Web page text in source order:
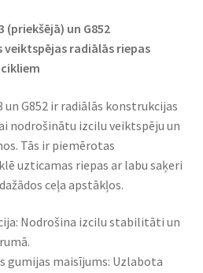
(priekšējā) un G852
radiālās riepas
un G852 ir radiālās konstrukcijas
nodrošinātu izcilu veiktspēju un
Tās ir piemērotas
uzticamas riepas ar labu saķeri
ceļa apstākļos.​
Nodrošina izcilu stabilitāti un
gumijas maisījums: Uzlabota